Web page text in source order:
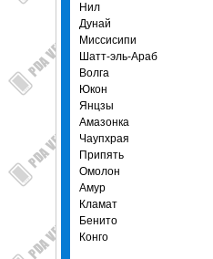
Нил
Дунай
Миссисипи
Шатт-эль-Араб
Волга
Юкон
Янцзы
Амазонка
Чаупхрая
Припять
Омолон
Амур
Кламат
Бенито
Конго